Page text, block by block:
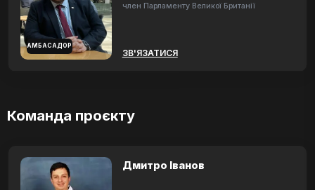
АМБАСАДОР
член Парламенту Великої Британії
ЗВ'ЯЗАТИСЯ
Команда проєкту
Дмитро Іванов